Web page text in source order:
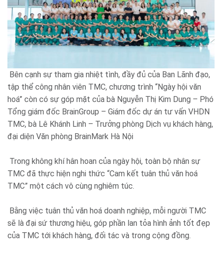
Bên cạnh sự tham gia nhiệt tình, đầy đủ của Ban Lãnh đạo,
tập thể công nhân viên TMC, chương trình “Ngày hội văn
hoá” còn có sự góp mặt của bà Nguyễn Thị Kim Dung – Phó
Tổng giám đốc BrainGroup – Giám đốc dự án tư vấn VHDN
TMC, bà Lê Khánh Linh – Trưởng phòng Dịch vụ khách hàng,
đại diện Văn phòng BrainMark Hà Nội
Trong không khí hân hoan của ngày hội, toàn bộ nhân sự
TMC đã thực hiện nghi thức “Cam kết tuân thủ văn hoá
TMC” một cách vô cùng nghiêm túc.
Bằng việc tuân thủ văn hoá doanh nghiệp, mỗi người TMC
sẽ là đại sứ thương hiệu, góp phần lan tỏa hình ảnh tốt đẹp
của TMC tới khách hàng, đối tác và trong cộng đồng.